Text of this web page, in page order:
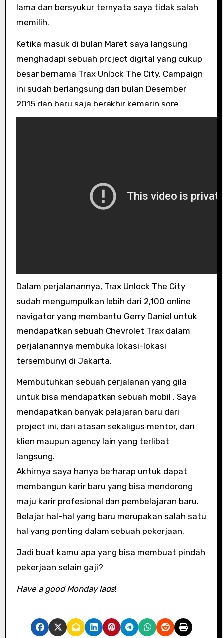
lama dan bersyukur ternyata saya tidak salah
memilih.
Ketika masuk di bulan Maret saya langsung
menghadapi sebuah project digital yang cukup
besar bernama Trax Unlock The City. Campaign
ini sudah berlangsung dari bulan Desember
2015 dan baru saja berakhir kemarin sore.
Dalam perjalanannya, Trax Unlock The City
sudah mengumpulkan lebih dari 2,100 online
navigator yang membantu Gerry Daniel untuk
mendapatkan sebuah Chevrolet Trax dalam
perjalanannya membuka lokasi-lokasi
tersembunyi di Jakarta.
Membutuhkan sebuah perjalanan yang gila
untuk bisa mendapatkan sebuah mobil . Saya
mendapatkan banyak pelajaran baru dari
project ini, dari atasan sekaligus mentor, dari
klien maupun agency lain yang terlibat
langsung.
Akhirnya saya hanya berharap untuk dapat
membangun karir baru yang bisa mendorong
maju karir profesional dan pembelajaran baru.
Belajar hal-hal yang baru merupakan salah satu
hal yang penting dalam sebuah pekerjaan.
Jadi buat kamu apa yang bisa membuat pindah
pekerjaan selain gaji?
Have a good Monday lads!